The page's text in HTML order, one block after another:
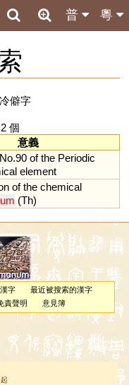
粵
普
冷僻字
個
意義
No.90 of the Periodic
element
of the chemical
(Th)
字
最近被搜索的漢字
責聲明 意見簿